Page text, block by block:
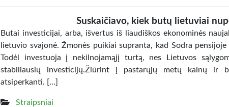
Suskaičiavo, kiek butų lietuviai
Butai investicijai, arba, išvertus iš liaudiškos ekonominės
lietuvio svajonė. Žmonės puikiai supranta, kad Sodra
Todėl investuoja į nekilnojamąjį turtą, nes Lietuvos
stabiliausių investicijų.Žiūrint į pastarųjų metų kainų ir
atsiperkanti. […]
Straipsniai